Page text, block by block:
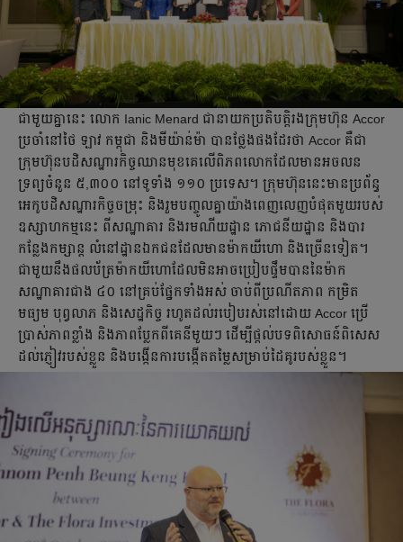
ជាមួយគ្នានេះ លោក Ianic Menard ជានាយកប្រតិបត្តិរងក្រុមហ៊ុន Accor
ប្រចាំនៅថៃ ឡាវ កម្ពុជា និងមីយ៉ាន់ម៉ា បានថ្លែងផងដែរថា Accor គឺជា
ក្រុមហ៊ុនបដិសណ្ឋារកិច្ចឈានមុខគេលើពិភពលោកដែលមានអចលន
ទ្រព្យចំនួន ៥,៣០០ នៅទូទាំង ១១០ ប្រទេស។ ក្រុមហ៊ុននេះមានប្រព័ន្ធ
អេកូបដិសណ្ឋារកិច្ចចម្រុះ និងរួមបញ្ចូលគ្នាយ៉ាងពេញលេញបំផុតមួយរបស់
ឧស្សាហកម្មនេះ ពីសណ្ឋាគារ និងរមណីយដ្ឋាន ភោជនីយដ្ឋាន និងបារ
កន្លែងកម្សាន្ត លំនៅដ្ឋានឯកជនដែលមានម៉ាកយីហោ និងច្រើនទៀត។
ជាមួយនឹងផលប័ត្រម៉ាកយីហោដែលមិនអាចប្រៀបផ្ទឹមបាននៃម៉ាក
សណ្ឋាគារជាង ៤០ នៅគ្រប់ផ្នែកទាំងអស់ ចាប់ពីប្រណីតភាព កម្រិត
មធ្យម បុព្វលាភ និងសេដ្ឋកិច្ច រហូតដល់របៀបរស់នៅដោយ Accor ប្រើ
ប្រាស់ភាពខ្លាំង និងភាពប្លែកពីគេនីមួយៗ ដើម្បីផ្តល់បទពិសោធន៍ពិសេស
ដល់ភ្ញៀវរបស់ខ្លួន និងបង្កើនការបង្កើតតម្លៃសម្រាប់ដៃគូរបស់ខ្លួន។